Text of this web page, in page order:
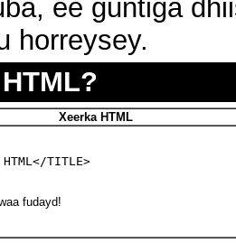
ee guntiga
horreysey.
Xeerka HTML
TITLE>
fudayd!